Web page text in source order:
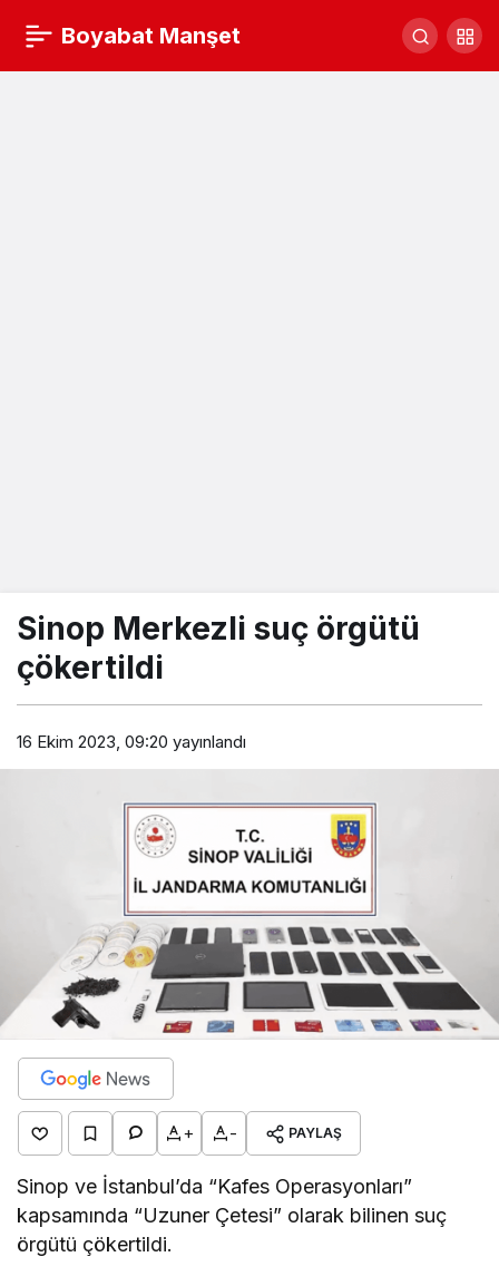
Boyabat Manşet
Sinop Merkezli suç örgütü
çökertildi
16 Ekim 2023, 09:20 yayınlandı
+ - PAYLAŞ
Sinop ve İstanbul’da “Kafes Operasyonları”
kapsamında “Uzuner Çetesi” olarak bilinen suç
örgütü çökertildi.
Kültür Merkezi’ne piyano bağışı